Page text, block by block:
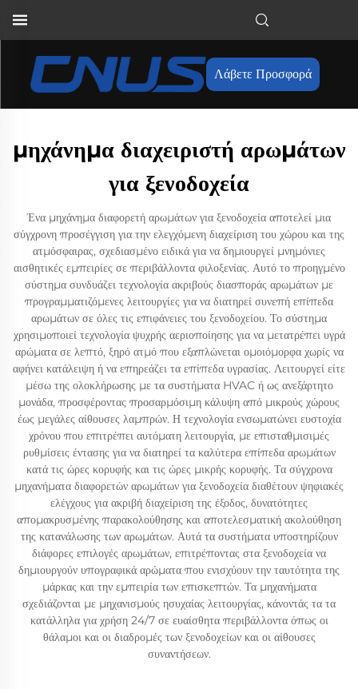
Λάβετε Προσφορά
μηχάνημα διαχειριστή αρωμάτων
για ξενοδοχεία
Ένα μηχάνημα διαφορετή αρωμάτων για ξενοδοχεία αποτελεί μια
σύγχρονη προσέγγιση για την ελεγχόμενη διαχείριση του χώρου και της
ατμόσφαιρας, σχεδιασμένο ειδικά για να δημιουργεί μνημόνιες
αισθητικές εμπειρίες σε περιβάλλοντα φιλοξενίας. Αυτό το προηγμένο
σύστημα συνδυάζει τεχνολογία ακριβούς διασποράς αρωμάτων με
προγραμματιζόμενες λειτουργίες για να διατηρεί συνεπή επίπεδα
αρωμάτων σε όλες τις επιφάνειες του ξενοδοχείου. Το σύστημα
χρησιμοποιεί τεχνολογία ψυχρής αεριοποίησης για να μετατρέπει υγρά
αρώματα σε λεπτό, ξηρό ατμό που εξαπλώνεται ομοιόμορφα χωρίς να
αφήνει κατάλειψη ή να επηρεάζει τα επίπεδα υγρασίας. Λειτουργεί είτε
μέσω της ολοκλήρωσης με τα συστήματα HVAC ή ως ανεξάρτητο
μονάδα, προσφέροντας προσαρμόσιμη κάλυψη από μικρούς χώρους
έως μεγάλες αίθουσες λαμπρών. Η τεχνολογία ενσωματώνει ευστοχία
χρόνου που επιτρέπει αυτόματη λειτουργία, με επισταθμισιμές
ρυθμίσεις έντασης για να διατηρεί τα καλύτερα επίπεδα αρωμάτων
κατά τις ώρες κορυφής και τις ώρες μικρής κορυφής. Τα σύγχρονα
μηχανήματα διαφορετών αρωμάτων για ξενοδοχεία διαθέτουν ψηφιακές
ελέγχους για ακριβή διαχείριση της έξοδος, δυνατότητες
απομακρυσμένης παρακολούθησης και αποτελεσματική ακολούθηση
της κατανάλωσης των αρωμάτων. Αυτά τα συστήματα υποστηρίζουν
διάφορες επιλογές αρωμάτων, επιτρέποντας στα ξενοδοχεία να
δημιουργούν υπογραφικά αρώματα που ενισχύουν την ταυτότητα της
μάρκας και την εμπειρία των επισκεπτών. Τα μηχανήματα
σχεδιάζονται με μηχανισμούς ησυχαίας λειτουργίας, κάνοντάς τα τα
κατάλληλα για χρήση 24/7 σε ευαίσθητα περιβάλλοντα όπως οι
θάλαμοι και οι διαδρομές των ξενοδοχείων και οι αίθουσες
συναντήσεων.